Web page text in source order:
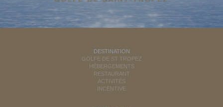
DESTINATION
GOLFE DE ST TROPEZ
HÉBERGEMENTS
RESTAURANT
ACTIVITÉS
INCENTIVE